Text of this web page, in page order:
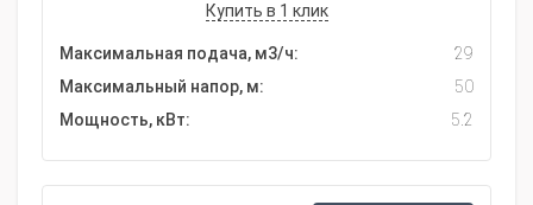
Купить в 1 клик
Максимальная подача, м3/ч:
29
Максимальный напор, м:
50
Мощность, кВт:
5.2